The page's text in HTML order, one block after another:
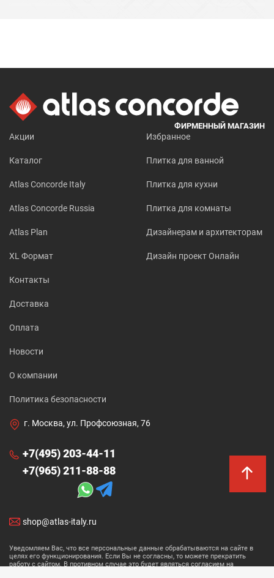
ФИРМЕННЫЙ МАГАЗИН
Акции
Каталог
Atlas Concorde Italy
Atlas Concorde Russia
Atlas Plan
XL Формат
Избранное
Плитка для ванной
Плитка для кухни
Плитка для комнаты
Дизайнерам и архитекторам
Дизайн проект Онлайн
Контакты
Доставка
Оплата
Новости
О компании
Политика безопасности
г. Москва, ул. Профсоюзная, 76
+7(495) 203-44-11
+7(965) 211-88-88
shop@atlas-italy.ru
Уведомляем Вас, что все персональные данные обрабатываются на сайте в
целях его функционирования. Если Вы не согласны, то можете прекратить
работу с сайтом. В противном случае это будет являться согласием на